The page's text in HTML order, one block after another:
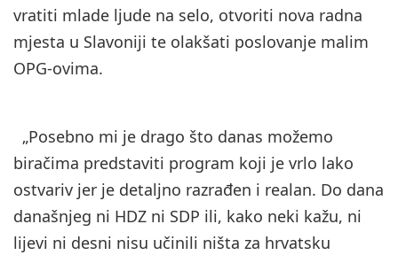
vratiti mlade ljude na selo, otvoriti nova radna
mjesta u Slavoniji te olakšati poslovanje malim
OPG-ovima.
„Posebno mi je drago što danas možemo
biračima predstaviti program koji je vrlo lako
ostvariv jer je detaljno razrađen i realan. Do dana
današnjeg ni HDZ ni SDP ili, kako neki kažu, ni
lijevi ni desni nisu učinili ništa za hrvatsku